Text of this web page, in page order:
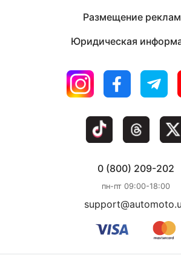
Размещение
Юридическая
0 (800) 209-202
пн-пт 09:00-18:00